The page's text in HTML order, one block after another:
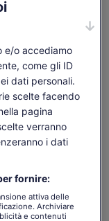
11 ago mer 12 ago
e/o accediamo
come gli ID
dati personali.
scelte facendo
pagina
verranno
i dati
fornire:
attiva delle
Archiviare
e contenuti